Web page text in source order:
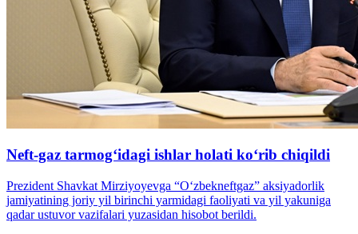
Neft-gaz tarmog‘idagi ishlar holati ko‘rib chiqildi
Prezident Shavkat Mirziyoyevga “O‘zbekneftgaz” aksiyadorlik
jamiyatining joriy yil birinchi yarmidagi faoliyati va yil yakuniga
qadar ustuvor vazifalari yuzasidan hisobot berildi.